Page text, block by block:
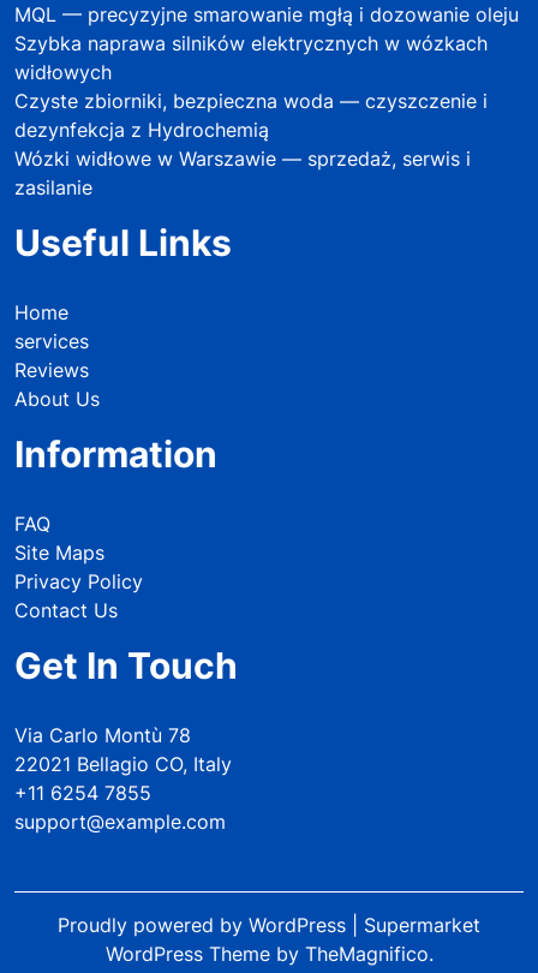
MQL — precyzyjne smarowanie mgłą i dozowanie oleju
Szybka naprawa silników elektrycznych w wózkach
widłowych
Czyste zbiorniki, bezpieczna woda — czyszczenie i
dezynfekcja z Hydrochemią
Wózki widłowe w Warszawie — sprzedaż, serwis i
zasilanie
Useful Links
Home
services
Reviews
About Us
Information
FAQ
Site Maps
Privacy Policy
Contact Us
Get In Touch
Via Carlo Montù 78
22021 Bellagio CO, Italy
+11 6254 7855
support@example.com
Proudly powered by WordPress
Supermarket
WordPress Theme by TheMagnifico.